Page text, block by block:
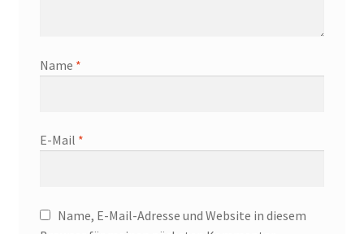
Name *
E-Mail *
Name, E-Mail-Adresse und Website in diesem